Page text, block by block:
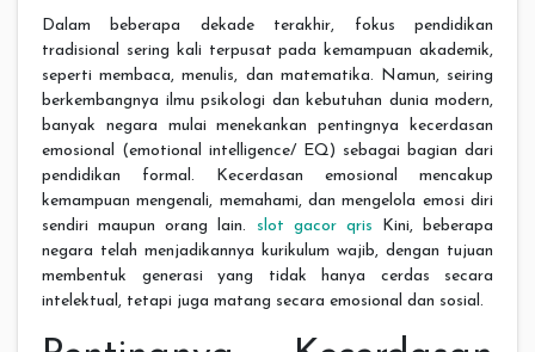
Dalam beberapa dekade terakhir, fokus pendidikan
tradisional sering kali terpusat pada kemampuan akademik,
seperti membaca, menulis, dan matematika. Namun, seiring
berkembangnya ilmu psikologi dan kebutuhan dunia modern,
banyak negara mulai menekankan pentingnya kecerdasan
emosional (emotional intelligence/ EQ) sebagai bagian dari
pendidikan formal. Kecerdasan emosional mencakup
kemampuan mengenali, memahami, dan mengelola emosi diri
sendiri maupun orang lain. slot gacor qris Kini, beberapa
negara telah menjadikannya kurikulum wajib, dengan tujuan
membentuk generasi yang tidak hanya cerdas secara
intelektual, tetapi juga matang secara emosional dan sosial.